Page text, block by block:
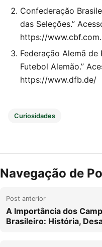
Confederação
das Seleções.”
https://
Federação Alemã de
Futebol Alemão.”
https://www.dfb.de/
Curiosidades
Navegação de
Post anterior
A Importância dos
Brasileiro: História,